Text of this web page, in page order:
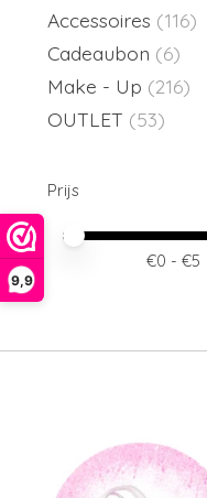
9,9
Accessoires (116)
Cadeaubon (6)
Make - Up (216)
OUTLET (53)
Prijs
Minimale
Price maximum
€0 - €5